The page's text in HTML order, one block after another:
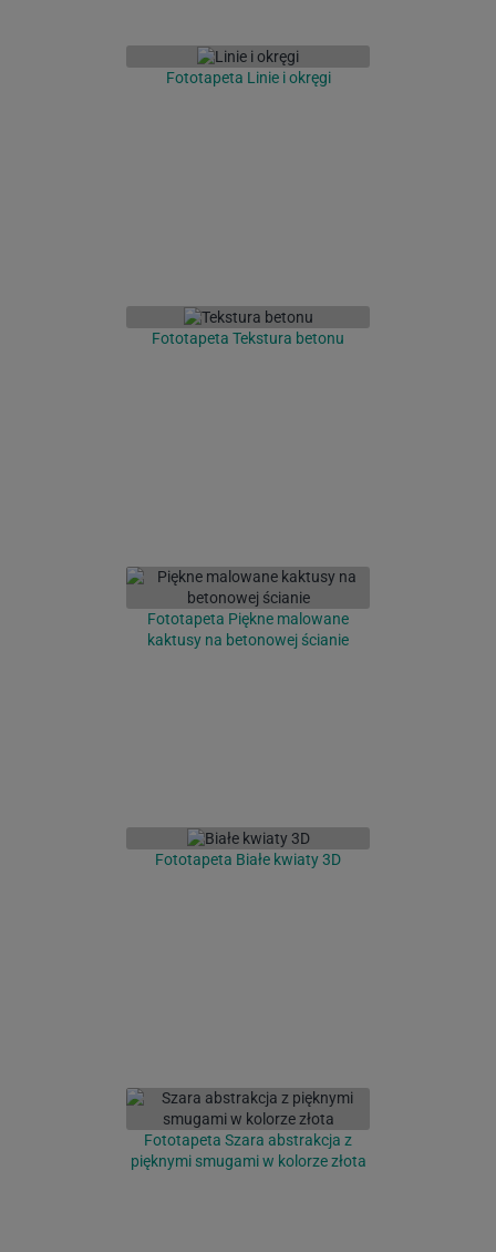
Fototapeta Linie i okręgi
Fototapeta Tekstura betonu
Fototapeta Piękne malowane
kaktusy na betonowej ścianie
Fototapeta Białe kwiaty 3D
Fototapeta Szara abstrakcja z
pięknymi smugami w kolorze złota